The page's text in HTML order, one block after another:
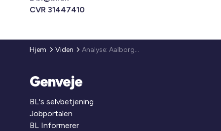
CVR 31447410
Hjem Viden Analyse: Aalborg-modellen – Udvikling og resultater 2025
Genveje
BL's selvbetjening
Jobportalen
BL Informerer